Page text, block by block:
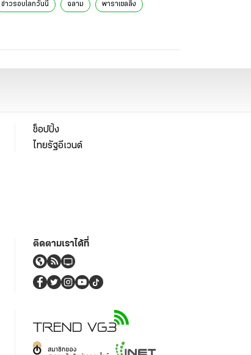
ข่าวรอบโลกวันนี้ ฉลาม พาราเซลลิ่ง
ช็อปปิ้ง
ไทยรัฐอีเวนต์
ติดตามเราได้ที่